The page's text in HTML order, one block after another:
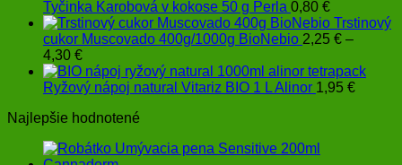
Tyčinka Karobová v kokose 50 g Perla 0,80 €
Trstinový
cukor Muscovado 400g/1000g BioNebio 2,25 € –
4,30 €Price
range:
2,25 €
4,30 €
Ryžový nápoj natural Vitariz BIO 1 L Alinor 1,95 €
Najlepšie hodnotené